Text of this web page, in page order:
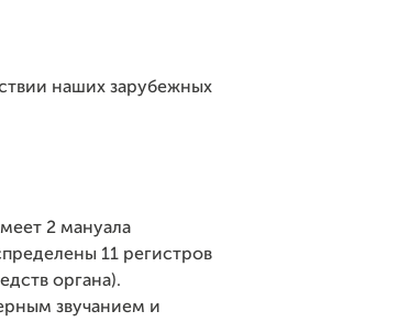
наших зарубежных
2 мануала
11 регистров
органа).
звучанием и